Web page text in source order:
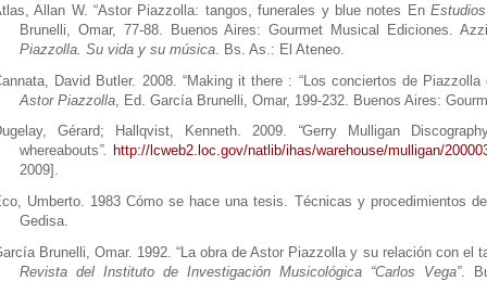
Allan W. “Astor Piazzolla: tangos, funerales y blue notes En
Brunelli, Omar, 77-88. Buenos Aires: Gourmet Musical Ediciones.
Piazzolla. Su vida y su música. Bs. As.: El Ateneo.
David Butler. 2008. “Making it there : “Los conciertos de
Astor Piazzolla , Ed. García Brunelli, Omar, 199-232. Buenos Aires:
Gérard; Hallqvist, Kenneth. 2009. “Gerry Mulligan
whereabouts”. http://lcweb2.loc.gov/natlib/ihas/warehouse/mulligan/
2009].
Umberto. 1983 Cómo se hace una tesis. Técnicas y procedimientos
Gedisa.
Brunelli, Omar. 1992. “La obra de Astor Piazzolla y su relación con el
Revista del Instituto de Investigación Musicológica “Carlos Vega”.